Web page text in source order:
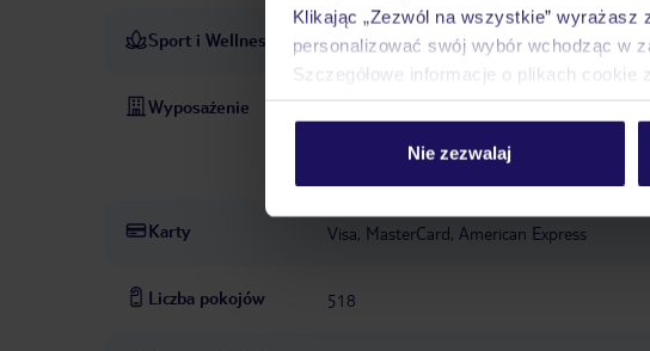
Klikając „Zezwól na wszystkie”
personalizować swój wybór wchodząc w
Szczegółowe informacje o plikach cookie
Nie zezwalaj
Sport i Wellness W CENIE siłownia: 24h
Wyposażenie
klimatyzowane sale konferencyjne: 9
Karty Visa, MasterCard, American Express
Liczba pokojów 518